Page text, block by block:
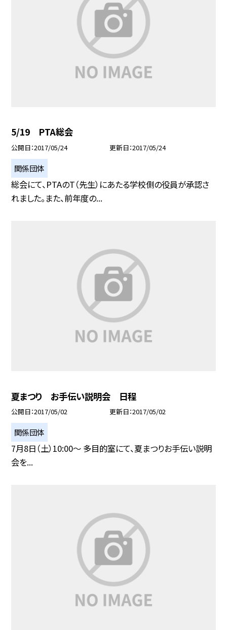
5/19 PTA総会
公開日 2017/05/24 更新日 2017/05/24
関係団体
総会にて、PTAのT（先生）にあたる学校側の役員が承認さ
れました。また、前年度の...
夏まつり お手伝い説明会 日程
公開日 2017/05/02 更新日 2017/05/02
関係団体
7月8日（土）10:00〜 多目的室にて、夏まつりお手伝い説明
会を...